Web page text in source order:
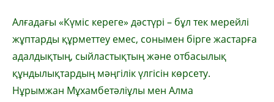
Алғадағы «Күміс кереге» дәстүрі – бұл тек мерейлі
жұптарды құрметтеу емес, сонымен бірге жастарға
адалдықтың, сыйластықтың және отбасылық
құндылықтардың мәңгілік үлгісін көрсету.
Нұрымжан Мұхамбетәліұлы мен Алма